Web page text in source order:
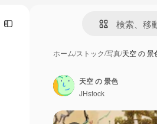
ホーム/ストック/写真/天空 の 景
天空 の 景色
JHstock